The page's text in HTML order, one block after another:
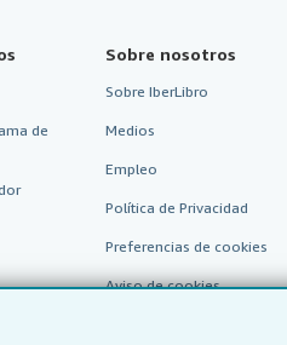
de
Sobre nosotros
Sobre IberLibro
Medios
Empleo
Política de Privacidad
Preferencias de cookies
Aviso de cookies